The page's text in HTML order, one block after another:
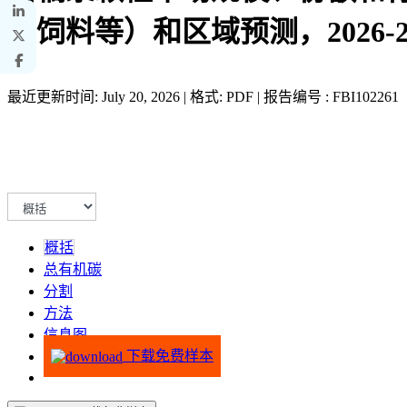
品饲料等）和区域预测，2026-
最近更新时间: July 20, 2026 | 格式: PDF | 报告编号 : FBI102261
概括
总有机碳
分割
方法
信息图
下载免费样本